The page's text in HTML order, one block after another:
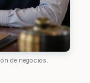
de negocios.